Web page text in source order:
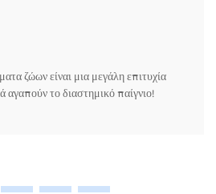
ζώων είναι μια μεγάλη επιτυχία
αγαπούν το διαστημικό παίγνιο!